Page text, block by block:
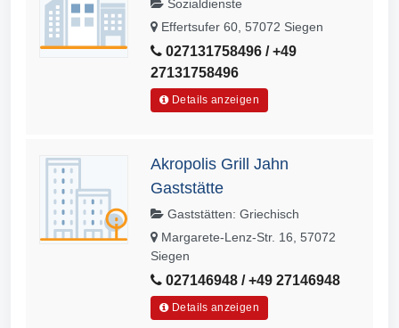
Sozialdienste
Effertsufer 60, 57072 Siegen
027131758496 / +49
27131758496
Details anzeigen
Akropolis Grill Jahn
Gaststätte
Gaststätten: Griechisch
Margarete-Lenz-Str. 16, 57072
Siegen
027146948 / +49 27146948
Details anzeigen